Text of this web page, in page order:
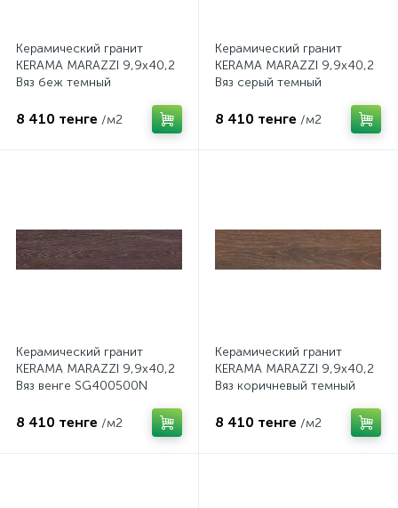
Керамический гранит
KERAMA MARAZZI 9,9х40,2
Вяз беж темный
8 410 тенге /м2
Керамический гранит
KERAMA MARAZZI 9,9х40,2
Вяз серый темный
8 410 тенге /м2
Керамический гранит
KERAMA MARAZZI 9,9х40,2
Вяз венге SG400500N
8 410 тенге /м2
Керамический гранит
KERAMA MARAZZI 9,9х40,2
Вяз коричневый темный
8 410 тенге /м2